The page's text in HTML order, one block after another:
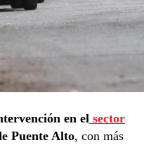
en el sector
Puente Alto, con más